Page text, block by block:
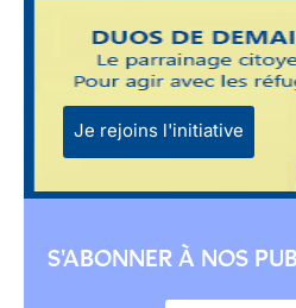
Je rejoins l'initiative
S'ABONNER À NOS